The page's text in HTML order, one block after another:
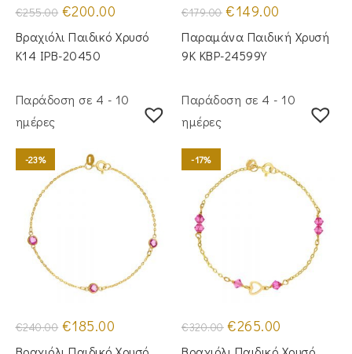
€255.00 Original
price
was:
€255.00.
€200.00
τιμή
είναι:
Βραχιόλι Παιδικό Χρυσό
Κ14 IPB-20450
€179.00 Original
price
was:
€179.00.
€149.00
τιμή
είναι:
Παραμάνα Παιδική Χρυσή
9Κ KBP-24599Υ
Παράδοση σε 4 - 10
ημέρες
-23%
€240.00 Original
price
was:
€185.00
τιμή
Παράδοση σε 4 - 10
ημέρες
-17%
€320.00 Original
price
was:
€265.00
τιμή